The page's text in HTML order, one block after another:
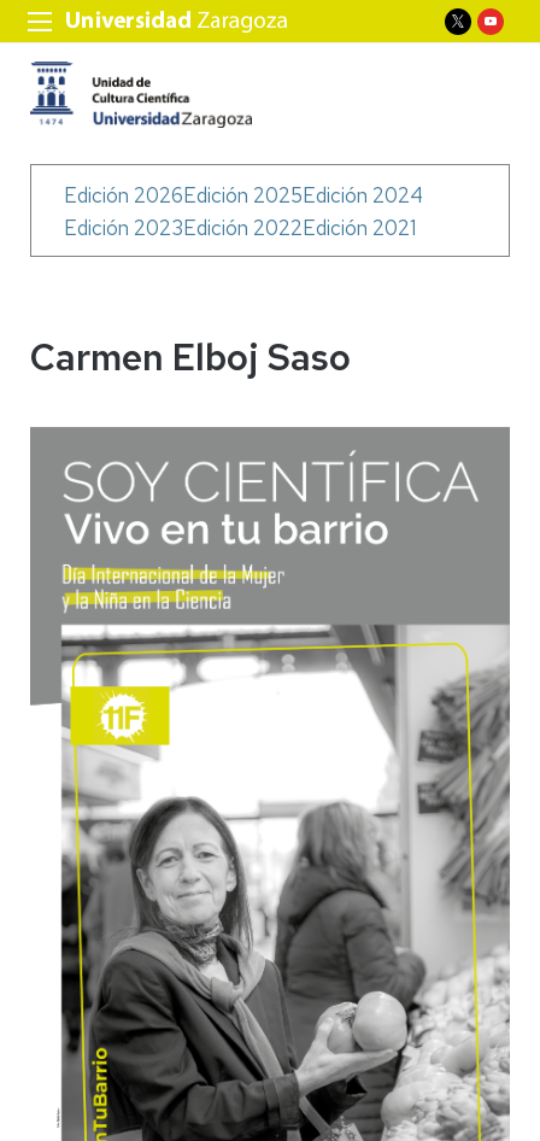
Menú
Soy
Científica
Edición 2026Edición 2025Edición 2024
Edición 2023Edición 2022Edición 2021
Carmen Elboj Saso